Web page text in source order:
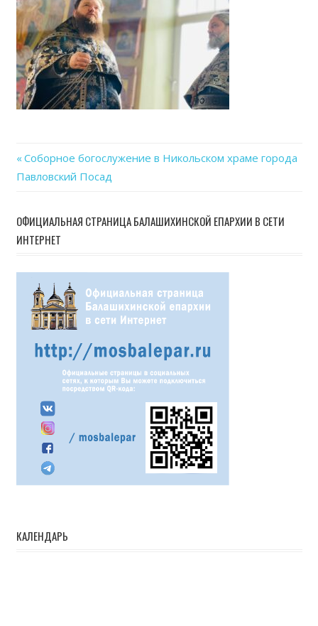
Навигация
записям
Previous
Post:
Соборное богослужение в Никольском храме города
Павловский Посад
ОФИЦИАЛЬНАЯ СТРАНИЦА БАЛАШИХИНСКОЙ ЕПАРХИИ В СЕТИ
ИНТЕРНЕТ
КАЛЕНДАРЬ